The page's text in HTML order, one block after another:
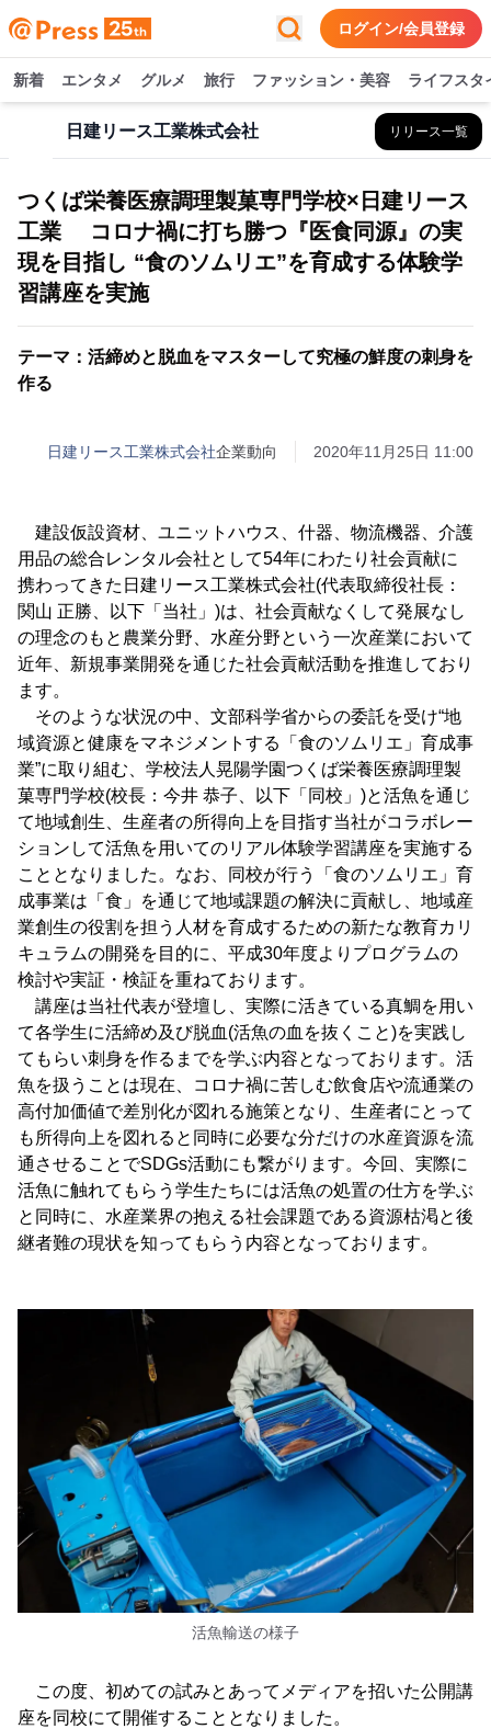
ログイン/会員登録
新着 エンタメ グルメ 旅行 ファッション・美容 ライフスタ
日建リース工業株式会社 リリース一覧
つくば栄養医療調理製菓専門学校×日建リース
工業 コロナ禍に打ち勝つ『医食同源』の実
現を目指し “食のソムリエ”を育成する体験学
習講座を実施
テーマ：活締めと脱血をマスターして究極の鮮度の刺身を
作る
日建リース工業株式会社企業動向 2020年11月25日 11:00
建設仮設資材、ユニットハウス、什器、物流機器、介護
用品の総合レンタル会社として54年にわたり社会貢献に
携わってきた日建リース工業株式会社(代表取締役社長：
関山 正勝、以下「当社」)は、社会貢献なくして発展なし
の理念のもと農業分野、水産分野という一次産業において
近年、新規事業開発を通じた社会貢献活動を推進しており
ます。
そのような状況の中、文部科学省からの委託を受け“地
域資源と健康をマネジメントする「食のソムリエ」育成事
業”に取り組む、学校法人晃陽学園つくば栄養医療調理製
菓専門学校(校長：今井 恭子、以下「同校」)と活魚を通じ
て地域創生、生産者の所得向上を目指す当社がコラボレー
ションして活魚を用いてのリアル体験学習講座を実施する
こととなりました。なお、同校が行う「食のソムリエ」育
成事業は「食」を通じて地域課題の解決に貢献し、地域産
業創生の役割を担う人材を育成するための新たな教育カリ
キュラムの開発を目的に、平成30年度よりプログラムの
検討や実証・検証を重ねております。
講座は当社代表が登壇し、実際に活きている真鯛を用い
て各学生に活締め及び脱血(活魚の血を抜くこと)を実践し
てもらい刺身を作るまでを学ぶ内容となっております。活
魚を扱うことは現在、コロナ禍に苦しむ飲食店や流通業の
高付加価値で差別化が図れる施策となり、生産者にとって
も所得向上を図れると同時に必要な分だけの水産資源を流
通させることでSDGs活動にも繋がります。今回、実際に
活魚に触れてもらう学生たちには活魚の処置の仕方を学ぶ
と同時に、水産業界の抱える社会課題である資源枯渇と後
継者難の現状を知ってもらう内容となっております。
活魚輸送の様子
この度、初めての試みとあってメディアを招いた公開講
座を同校にて開催することとなりました。